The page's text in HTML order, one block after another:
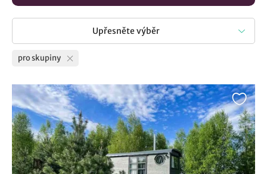
Upřesněte výběr
pro skupiny